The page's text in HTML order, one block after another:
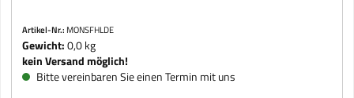
Artikel-Nr.: MONSFHLDE
Gewicht:0,0 kg
kein Versand möglich!
Bitte vereinbaren Sie einen Termin mit uns